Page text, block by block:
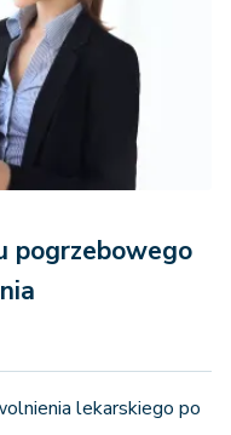
pogrzebowego
lekarskiego po